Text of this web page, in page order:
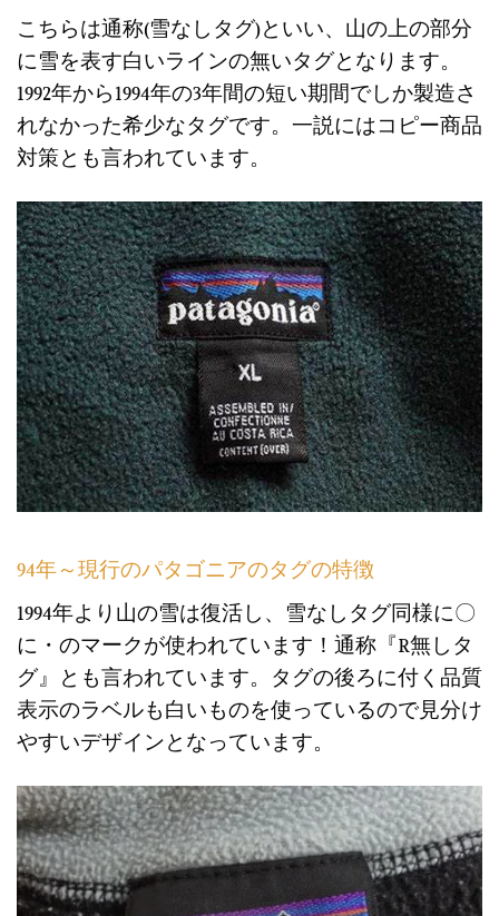
こちらは通称(雪なしタグ)といい、山の上の部分
に雪を表す白いラインの無いタグとなります。
1992年から1994年の3年間の短い期間でしか製造さ
れなかった希少なタグです。一説にはコピー商品
対策とも言われています。
94年～現行のパタゴニアのタグの特徴
1994年より山の雪は復活し、雪なしタグ同様に〇
に・のマークが使われています！通称『R無しタ
グ』とも言われています。タグの後ろに付く品質
表示のラベルも白いものを使っているので見分け
やすいデザインとなっています。